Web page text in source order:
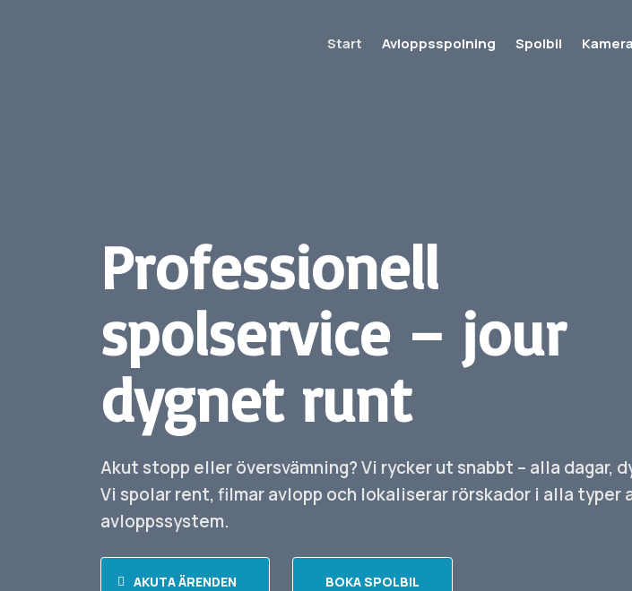
Start Avloppsspolning Spolbil
Professionell
spolservice – jour
dygnet runt
Akut stopp eller översvämning? Vi rycker ut snabbt – alla dagar,
Vi spolar rent, filmar avlopp och lokaliserar rörskador i alla typer
avloppssystem.
AKUTA ÄRENDEN BOKA SPOLBIL